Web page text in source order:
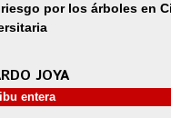
riesgo por los árboles en
JOYA
entera